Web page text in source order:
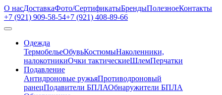
О насДоставкаФото/СертификатыБрендыПолезноеКонтакты
+7 (921) 909-58-54+7 (921) 408-89-66
Одежда
ТермобельеОбувьКостюмыНаколенники,
налокотникиОчки тактическиеШлемПерчатки
Подавление
Антидроновые ружьяПротиводроновый
ранецПодавители БПЛАОбнаружители БПЛА